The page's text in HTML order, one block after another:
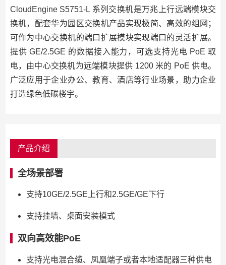
CloudEngine S5751-L 系列交换机是万兆上行远端模块交
换机，配套华为园区交换机产品实现极简、高效的组网；
可作为中心交换机的端口扩展模块实现端口的灵活扩展。
提供 GE/2.5GE 的数据接入能力，可选支持光电 PoE 取
电，由中心交换机为远端模块提供 1200 米的 PoE 供电。
广泛应用于企业办公、教育、酒店等行业场景，助力企业
打造绿色低碳楼宇。
产品介绍
全场景部署
支持10GE/2.5GE上行和2.5GE/GE下行
支持挂墙、桌面安装模式
双向高效能PoE
支持光电混合缆、凤凰端子或者本地适配器三种供电